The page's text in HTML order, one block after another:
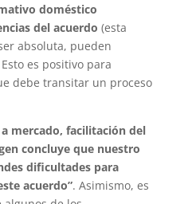
doméstico
del acuerdo (esta
absoluta, pueden
es positivo para
debe transitar un proceso
mercado, facilitación del
concluye que nuestro
dificultades para
acuerdo”. Asimismo, es